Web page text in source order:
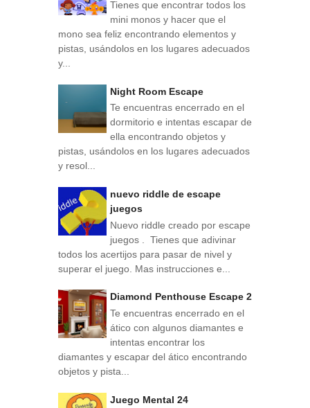
Tienes que encontrar todos los
mini monos y hacer que el
mono sea feliz encontrando elementos y
pistas, usándolos en los lugares adecuados
y...
Night Room Escape
Te encuentras encerrado en el
dormitorio e intentas escapar de
ella encontrando objetos y
pistas, usándolos en los lugares adecuados
y resol...
nuevo riddle de escape
juegos
Nuevo riddle creado por escape
juegos . Tienes que adivinar
todos los acertijos para pasar de nivel y
superar el juego. Mas instrucciones e...
Diamond Penthouse Escape 2
Te encuentras encerrado en el
ático con algunos diamantes e
intentas encontrar los
diamantes y escapar del ático encontrando
objetos y pista...
Juego Mental 24